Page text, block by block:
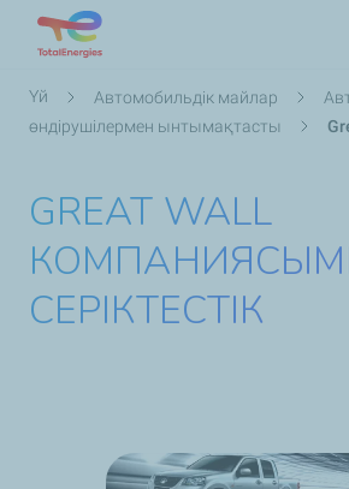
main
content
Breadcrumb
Үй Автомобильдік майлар
өндірушілермен ынтымақтасты
GREAT WALL
СЕРІКТЕСТІК